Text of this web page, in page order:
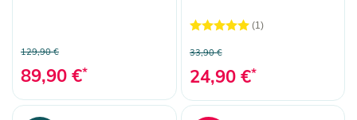
129,90 €
89,90 €*
(1)
33,90 €
24,90 €*